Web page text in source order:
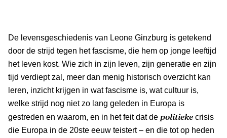
De levensgeschiedenis van Leone Ginzburg is getekend
door de strijd tegen het fascisme, die hem op jonge leeftijd
het leven kost. Wie zich in zijn leven, zijn generatie en zijn
tijd verdiept zal, meer dan menig historisch overzicht kan
leren, inzicht krijgen in wat fascisme is, wat cultuur is,
welke strijd nog niet zo lang geleden in Europa is
gestreden en waarom, en in het feit dat de politieke crisis
die Europa in de 20ste eeuw teistert – en die tot op heden